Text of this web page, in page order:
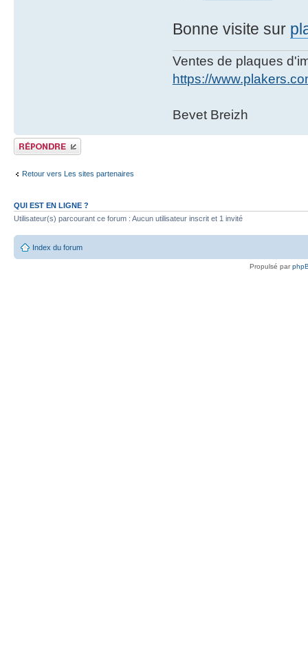
Bonne visite sur
Ventes de plaques
https://
Bevet Breizh
Publier une réponse
Retour vers Les sites partenaires
QUI EST EN LIGNE ?
Utilisateur(s) parcourant ce forum : Aucun utilisateur inscrit et 1 invité
Index du forum
Propulsé par